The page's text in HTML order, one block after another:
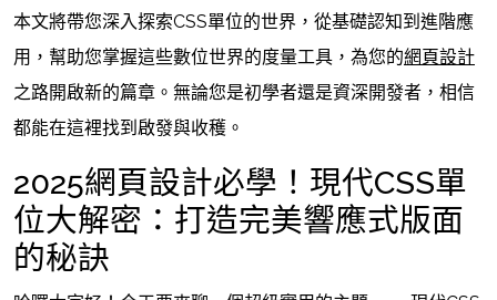
本文將帶您深入探索CSS單位的世界，從基礎認知到進階應
用，幫助您掌握這些數位世界的度量工具，為您的網頁設計
之路開啟新的篇章。無論您是初學者還是資深開發者，相信
都能在這裡找到啟發與收穫。
2025網頁設計必學！現代CSS單
位大解密：打造完美響應式版面
的秘訣